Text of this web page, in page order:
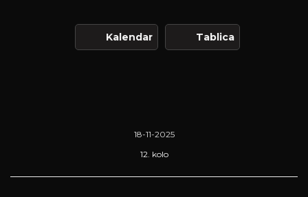
Kalendar Tablica
18-11-2025
12. kolo